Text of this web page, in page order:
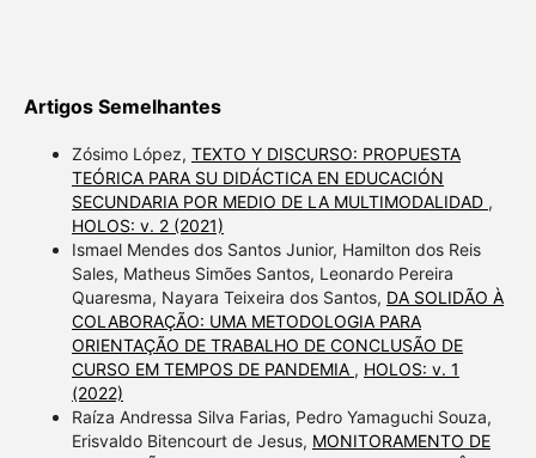
Artigos Semelhantes
Zósimo López, TEXTO Y DISCURSO: PROPUESTA
TEÓRICA PARA SU DIDÁCTICA EN EDUCACIÓN
SECUNDARIA POR MEDIO DE LA MULTIMODALIDAD ,
HOLOS: v. 2 (2021)
Ismael Mendes dos Santos Junior, Hamilton dos Reis
Sales, Matheus Simões Santos, Leonardo Pereira
Quaresma, Nayara Teixeira dos Santos, DA SOLIDÃO À
COLABORAÇÃO: UMA METODOLOGIA PARA
ORIENTAÇÃO DE TRABALHO DE CONCLUSÃO DE
CURSO EM TEMPOS DE PANDEMIA , HOLOS: v. 1
(2022)
Raíza Andressa Silva Farias, Pedro Yamaguchi Souza,
Erisvaldo Bitencourt de Jesus, MONITORAMENTO DE